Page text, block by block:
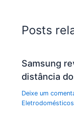
Posts
Samsung
distância
Deixe um
Eletrodomésticos